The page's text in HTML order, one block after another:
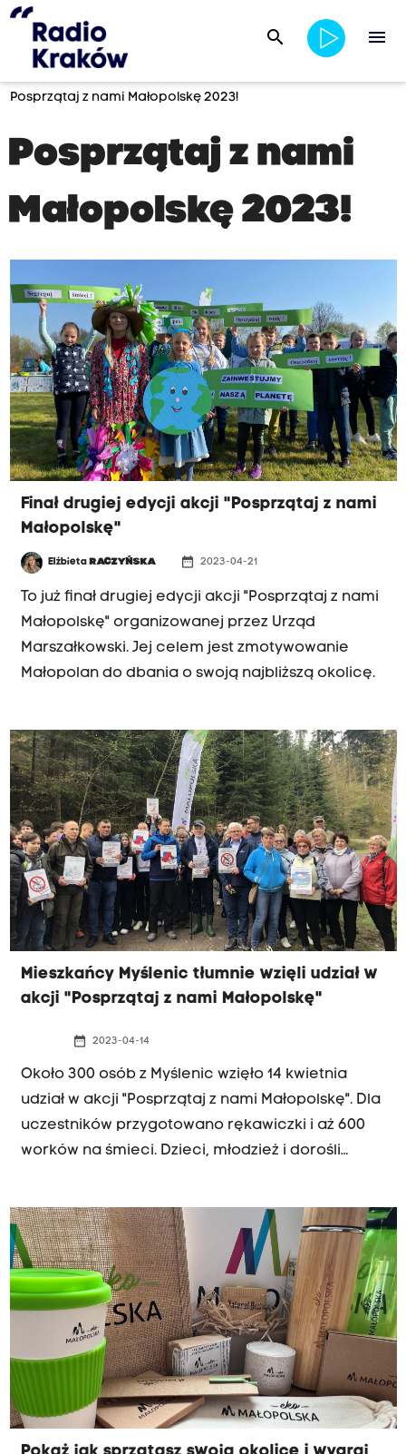
search menu
Posprzątaj z nami Małopolskę 2023!
Posprzątaj z nami
Małopolskę 2023!
Finał drugiej edycji akcji "Posprzątaj z nami
Małopolskę"
Elżbieta RACZYŃSKA date_range 2023-04-21
To już finał drugiej edycji akcji "Posprzątaj z nami
Małopolskę" organizowanej przez Urząd
Marszałkowski. Jej celem jest zmotywowanie
Małopolan do dbania o swoją najbliższą okolicę.
Mieszkańcy Myślenic tłumnie wzięli udział w
akcji "Posprzątaj z nami Małopolskę"
date_range 2023-04-14
Około 300 osób z Myślenic wzięło 14 kwietnia
udział w akcji "Posprzątaj z nami Małopolskę". Dla
uczestników przygotowano rękawiczki i aż 600
worków na śmieci. Dzieci, młodzież i dorośli